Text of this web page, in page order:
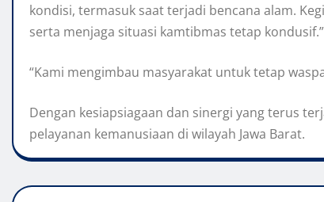
kondisi, termasuk saat terjadi bencana alam.
serta menjaga situasi kamtibmas tetap kondusif.”
“Kami mengimbau masyarakat untuk tetap
Dengan kesiapsiagaan dan sinergi yang terus
pelayanan kemanusiaan di wilayah Jawa Barat.